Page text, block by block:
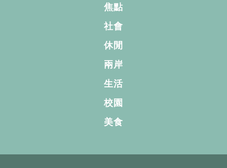
焦點
社會
休閒
兩岸
生活
校園
美食